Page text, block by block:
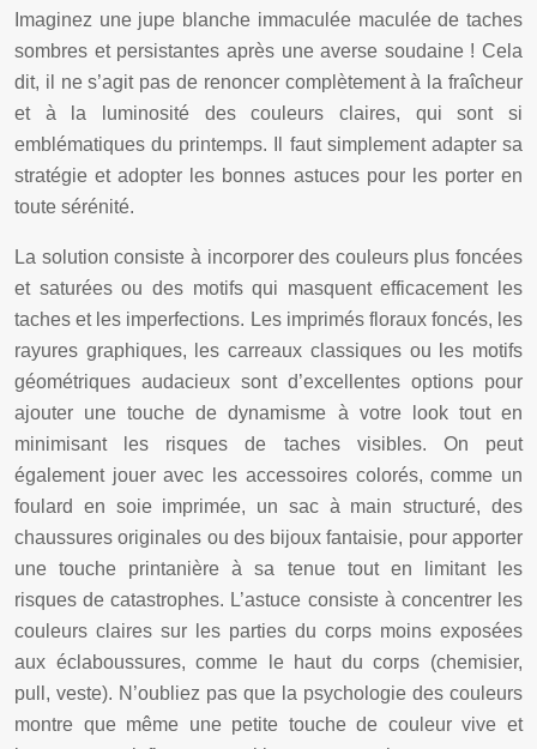
Imaginez une jupe blanche immaculée maculée de taches
sombres et persistantes après une averse soudaine ! Cela
dit, il ne s’agit pas de renoncer complètement à la fraîcheur
et à la luminosité des couleurs claires, qui sont si
emblématiques du printemps. Il faut simplement adapter sa
stratégie et adopter les bonnes astuces pour les porter en
toute sérénité.
La solution consiste à incorporer des couleurs plus foncées
et saturées ou des motifs qui masquent efficacement les
taches et les imperfections. Les imprimés floraux foncés, les
rayures graphiques, les carreaux classiques ou les motifs
géométriques audacieux sont d’excellentes options pour
ajouter une touche de dynamisme à votre look tout en
minimisant les risques de taches visibles. On peut
également jouer avec les accessoires colorés, comme un
foulard en soie imprimée, un sac à main structuré, des
chaussures originales ou des bijoux fantaisie, pour apporter
une touche printanière à sa tenue tout en limitant les
risques de catastrophes. L’astuce consiste à concentrer les
couleurs claires sur les parties du corps moins exposées
aux éclaboussures, comme le haut du corps (chemisier,
pull, veste). N’oubliez pas que la psychologie des couleurs
montre que même une petite touche de couleur vive et